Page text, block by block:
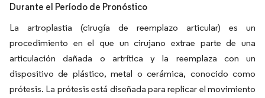
Durante el Período de Pronóstico
La artroplastia (cirugía de reemplazo articular) es un
procedimiento en el que un cirujano extrae parte de una
articulación dañada o artrítica y la reemplaza con un
dispositivo de plástico, metal o cerámica, conocido como
prótesis. La prótesis está diseñada para replicar el movimiento